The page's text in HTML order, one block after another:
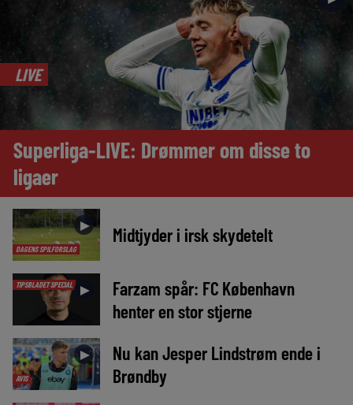
LIVE
Superliga-LIVE: Drømmer om disse to
ligaer
DAGENS SPILFORSLAG
► Midtjyder i irsk skydetelt
TIPSBLADET SPECIAL ►
Farzam spår: FC København
henter en stor stjerne
AVIS
►
Nu kan Jesper Lindstrøm ende i
Brøndby